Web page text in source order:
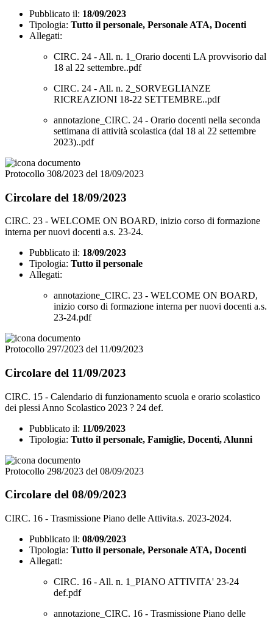
Pubblicato il: 18/09/2023
Tipologia: Tutto il personale, Personale ATA, Docenti
Allegati:
CIRC. 24 - All. n. 1_Orario docenti LA provvisorio dal
18 al 22 settembre..pdf
CIRC. 24 - All. n. 2_SORVEGLIANZE
RICREAZIONI 18-22 SETTEMBRE..pdf
annotazione_CIRC. 24 - Orario docenti nella seconda
settimana di attività scolastica (dal 18 al 22 settembre
2023)..pdf
Protocollo 308/2023 del 18/09/2023
Circolare del 18/09/2023
CIRC. 23 - WELCOME ON BOARD, inizio corso di formazione
interna per nuovi docenti a.s. 23-24.
Pubblicato il: 18/09/2023
Tipologia: Tutto il personale
Allegati:
annotazione_CIRC. 23 - WELCOME ON BOARD,
inizio corso di formazione interna per nuovi docenti a.s.
23-24.pdf
Protocollo 297/2023 del 11/09/2023
Circolare del 11/09/2023
CIRC. 15 - Calendario di funzionamento scuola e orario scolastico
dei plessi Anno Scolastico 2023 ? 24 def.
Pubblicato il: 11/09/2023
Tipologia: Tutto il personale, Famiglie, Docenti, Alunni
Protocollo 298/2023 del 08/09/2023
Circolare del 08/09/2023
CIRC. 16 - Trasmissione Piano delle Attivita.s. 2023-2024.
Pubblicato il: 08/09/2023
Tipologia: Tutto il personale, Personale ATA, Docenti
Allegati:
CIRC. 16 - All. n. 1_PIANO ATTIVITA' 23-24
def.pdf
annotazione_CIRC. 16 - Trasmissione Piano delle